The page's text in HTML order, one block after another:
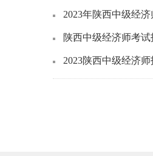
2023年陕西中级经
陕西中级经济师考
2023陕西中级经济